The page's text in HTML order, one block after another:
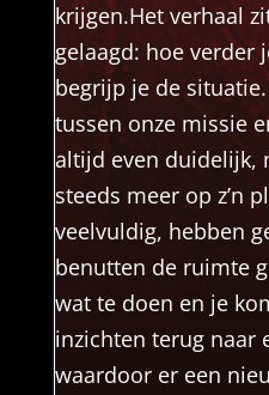
krijgen.Het verhaal
gelaagd: hoe verder
begrijp je de
tussen onze missie
altijd even duidelijk,
steeds meer op z’n
veelvuldig, hebben
benutten de ruimte
wat te doen en je
inzichten terug naar
waardoor er een